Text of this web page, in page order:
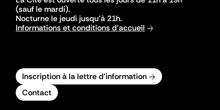
(sauf le mardi).
Nocturne le jeudi jusqu'à 21h.
Informations et conditions d'accueil
Inscription à la lettre d'information
Contact